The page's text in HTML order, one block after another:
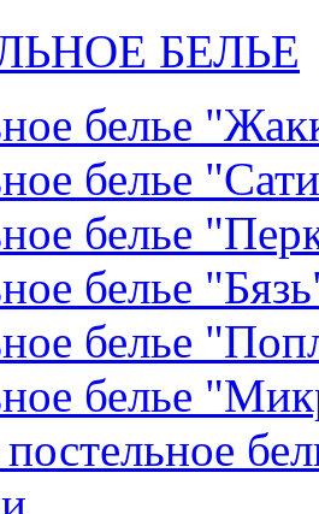
БЕЛЬЕ
белье
белье
белье
белье
белье
белье